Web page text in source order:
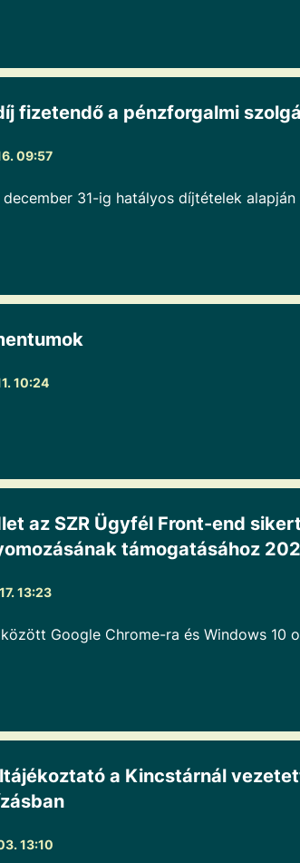
fizetendő a pénzforgalmi
09:57
31-ig hatályos díjtételek
10:24
az SZR Ügyfél Front-end
támogatásához
13:23
Google Chrome-ra és Windows 10
a Kincstárnál
13:10